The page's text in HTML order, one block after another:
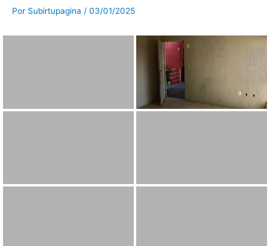
Por Subirtupagina / 03/01/2025